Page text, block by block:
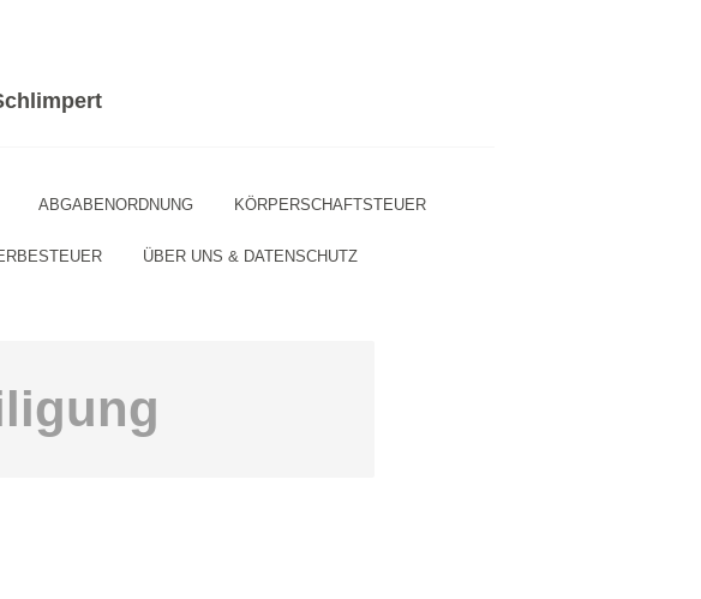
ABGABENORDNUNG KÖRPERSCHAFTSTEUER
ÜBER UNS & DATENSCHUTZ